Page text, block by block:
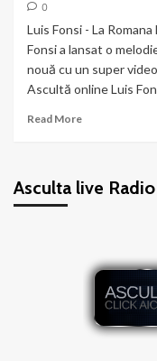
0
Luis Fonsi - La Romana
Fonsi a lansat o
nouă cu un super
Ascultă online Luis
Read MoreRead
Fonsi
Asculta live